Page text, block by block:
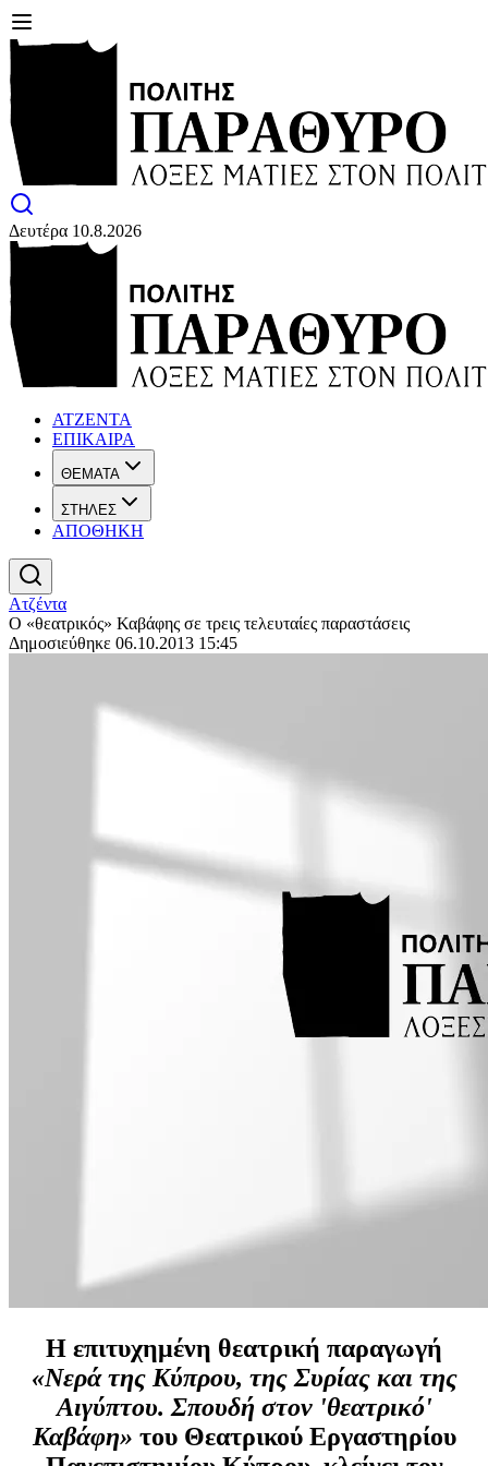
Δευτέρα 10.8.2026
ΑΤΖΕΝΤΑ
ΕΠΙΚΑΙΡΑ
ΘΕΜΑΤΑ
ΣΤΗΛΕΣ
ΑΠΟΘΗΚΗ
Ατζέντα
Ο «θεατρικός» Καβάφης σε τρεις τελευταίες παραστάσεις
Δημοσιεύθηκε 06.10.2013 15:45
Η επιτυχημένη θεατρική παραγωγή
«Νερά της Κύπρου, της Συρίας και της
Αιγύπτου. Σπουδή στον 'θεατρικό'
Καβάφη» του Θεατρικού Εργαστηρίου